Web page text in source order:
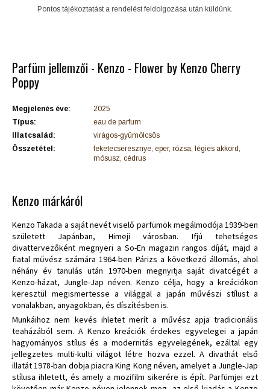
Pontos tájékoztatást a rendelést feldolgozása után küldünk.
Parfüm jellemzői - Kenzo - Flower by Kenzo Cherry
Poppy
Megjelenés éve:
2025
Típus:
eau de parfum
Illatcsalád:
virágos-gyümölcsös
Összetétel:
feketecseresznye, eper, rózsa, légies akkord,
mósusz, cédrus
Kenzo márkáról
Kenzo Takada a saját nevét viselő parfümök megálmodója 1939-ben
született Japánban, Himeji városban. Ifjú tehetséges
divattervezőként megnyeri a So-En magazin rangos díját, majd a
fiatal művész számára 1964-ben Párizs a következő állomás, ahol
néhány év tanulás után 1970-ben megnyitja saját divatcégét a
Kenzo-házat, Jungle-Jap néven. Kenzo célja, hogy a kreációkon
keresztül megismertesse a világgal a japán művészi stílust a
vonalakban, anyagokban, és díszítésben is.
Munkáihoz nem kevés ihletet merít a művész apja tradicionális
teaházából sem. A Kenzo kreációk érdekes egyvelegei a japán
hagyományos stílus és a modernitás egyvelegének, ezáltal egy
jellegzetes multi-kulti világot létre hozva ezzel. A divathát első
illatát 1978-ban dobja piacra King Kong néven, amelyet a Jungle-Jap
stílusa ihletett, és amely a mozifilm sikerére is épít. Parfümjei ezt